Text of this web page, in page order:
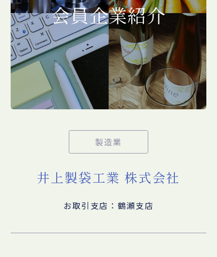
会員企業紹介
製造業
井上製袋工業 株式会社
お取引支店：鶴瀬支店